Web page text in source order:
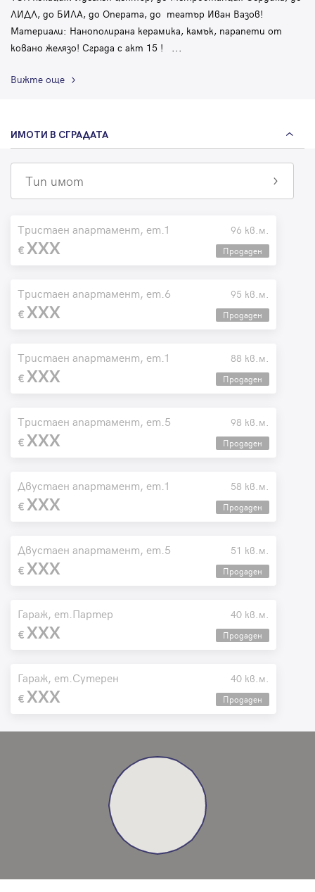
ЛИДЛ, до БИЛА, до Операта, до театър Иван Вазов!
Материали: Нанополирана керамика, камък, парапети от
ковано желязо! Сграда с акт 15 ! ...
Вижте още
ИМОТИ В СГРАДАТА
Тип имот
Тристаен апартамент, ет.1 96 кв.м.
XXX Продаден
Тристаен апартамент, ет.6 95 кв.м.
XXX Продаден
Тристаен апартамент, ет.1 88 кв.м.
XXX Продаден
Тристаен апартамент, ет.5 98 кв.м.
XXX Продаден
Двустаен апартамент, ет.1 58 кв.м.
XXX Продаден
Двустаен апартамент, ет.5 51 кв.м.
XXX Продаден
Гараж, ет.Партер 40 кв.м.
XXX Продаден
Гараж, ет.Сутерен 40 кв.м.
XXX Продаден
Парола
Забравена парола